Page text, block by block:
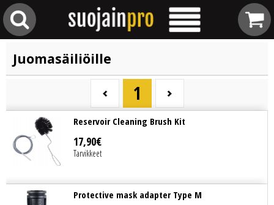
Juomasäiliöille
1
Reservoir Cleaning Brush Kit
17,90€
Tarvikkeet
Protective mask adapter Type M